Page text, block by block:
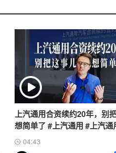
上汽通用合资续约20年，别
想简单了 #上汽通用 #上汽通
资续约二十年
04:43